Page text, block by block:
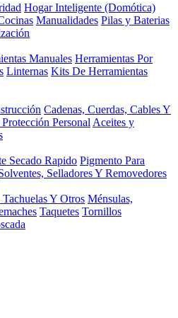
Hogar Inteligente (Domótica)
Manualidades Pilas y Baterias
Manuales Herramientas Por
Linternas Kits De Herramientas
Cadenas, Cuerdas, Cables Y
Personal Aceites y
Secado Rapido Pigmento Para
Selladores Y Removedores
Y Otros Ménsulas,
Taquetes Tornillos